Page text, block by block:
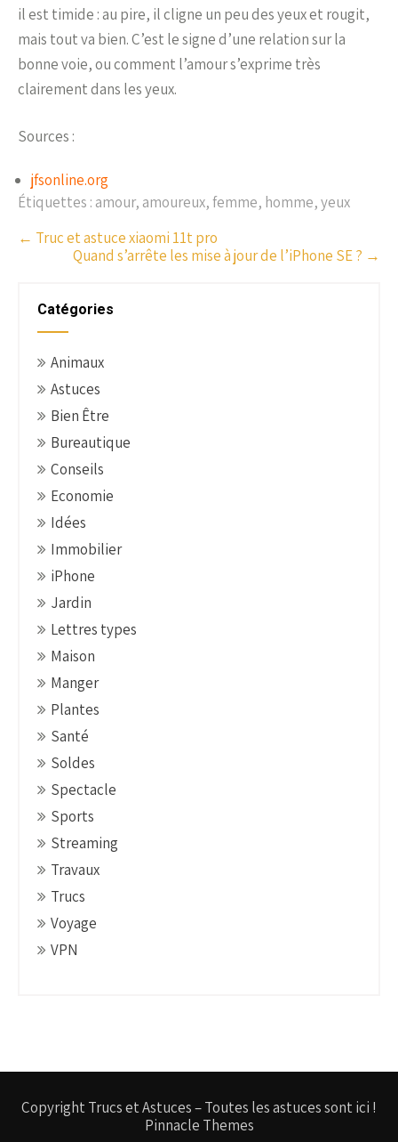
il est timide : au pire, il cligne un peu des yeux et rougit,
mais tout va bien. C’est le signe d’une relation sur la
bonne voie, ou comment l’amour s’exprime très
clairement dans les yeux.
Sources :
jfsonline.org
Étiquettes : amour, amoureux,femme, homme,yeux
P
← Truc et astuce xiaomi 11t pro
Quand s’arrête les mise à jour de l’iPhone SE ? →
Catégories
Animaux
Astuces
Bien Être
Bureautique
Conseils
Economie
Idées
Immobilier
iPhone
Jardin
Lettres types
Maison
Manger
Plantes
Santé
Soldes
Spectacle
Sports
Streaming
Travaux
Trucs
Voyage
VPN
Copyright Trucs et Astuces – Toutes les astuces sont ici !
Pinnacle Themes